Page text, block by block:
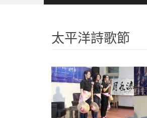
太平洋詩歌節